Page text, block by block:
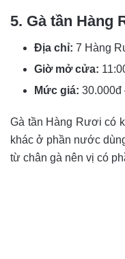
5. Gà tần Hàng
Địa chỉ: 7 Hàng
Giờ mở cửa:
Mức giá: 30.000đ
Gà tần Hàng Rươi có
khác ở phần nước
từ chân gà nên vị có